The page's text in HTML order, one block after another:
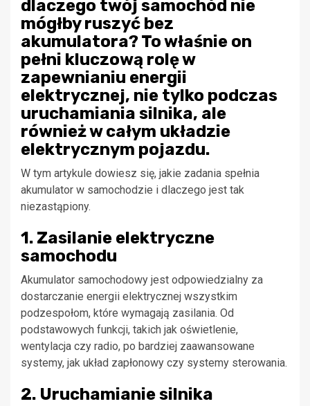
dlaczego twój samochód nie
mógłby ruszyć bez
akumulatora? To właśnie on
pełni kluczową rolę w
zapewnianiu energii
elektrycznej, nie tylko podczas
uruchamiania silnika, ale
również w całym układzie
elektrycznym pojazdu.
W tym artykule dowiesz się, jakie zadania spełnia
akumulator w samochodzie i dlaczego jest tak
niezastąpiony.
1. Zasilanie elektryczne
samochodu
Akumulator samochodowy jest odpowiedzialny za
dostarczanie energii elektrycznej wszystkim
podzespołom, które wymagają zasilania. Od
podstawowych funkcji, takich jak oświetlenie,
wentylacja czy radio, po bardziej zaawansowane
systemy, jak układ zapłonowy czy systemy sterowania.
2. Uruchamianie silnika